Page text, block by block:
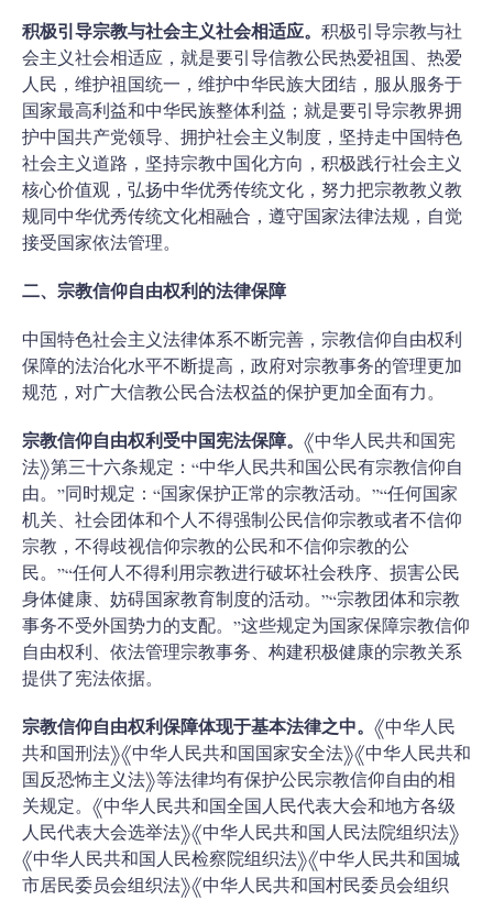
积极引导宗教与社会主义社会相适应。 积极引导宗教与社
会主义社会相适应，就是要引导信教公民热爱祖国、热爱
人民，维护祖国统一，维护中华民族大团结，服从服务于
国家最高利益和中华民族整体利益；就是要引导宗教界拥
护中国共产党领导、拥护社会主义制度，坚持走中国特色
社会主义道路，坚持宗教中国化方向，积极践行社会主义
核心价值观，弘扬中华优秀传统文化，努力把宗教教义教
规同中华优秀传统文化相融合，遵守国家法律法规，自觉
接受国家依法管理。
二、宗教信仰自由权利的法律保障
中国特色社会主义法律体系不断完善，宗教信仰自由权利
保障的法治化水平不断提高，政府对宗教事务的管理更加
规范，对广大信教公民合法权益的保护更加全面有力。
宗教信仰自由权利受中国宪法保障。 《中华人民共和国宪
法》第三十六条规定：“中华人民共和国公民有宗教信仰自
由。”同时规定：“国家保护正常的宗教活动。”“任何国家
机关、社会团体和个人不得强制公民信仰宗教或者不信仰
宗教，不得歧视信仰宗教的公民和不信仰宗教的公
民。”“任何人不得利用宗教进行破坏社会秩序、损害公民
身体健康、妨碍国家教育制度的活动。”“宗教团体和宗教
事务不受外国势力的支配。”这些规定为国家保障宗教信仰
自由权利、依法管理宗教事务、构建积极健康的宗教关系
提供了宪法依据。
宗教信仰自由权利保障体现于基本法律之中。 《中华人民
共和国刑法》《中华人民共和国国家安全法》《中华人民共和
国反恐怖主义法》等法律均有保护公民宗教信仰自由的相
关规定。《中华人民共和国全国人民代表大会和地方各级
人民代表大会选举法》《中华人民共和国人民法院组织法》
《中华人民共和国人民检察院组织法》《中华人民共和国城
市居民委员会组织法》《中华人民共和国村民委员会组织